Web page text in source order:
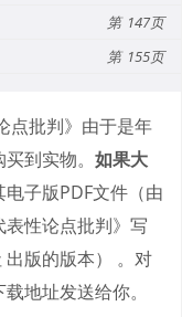
147
155
点批判》由于是年
到实物。 如果大
电子版PDF文件（由
性论点批判》写
版的版本） 。对
地址发送给你。